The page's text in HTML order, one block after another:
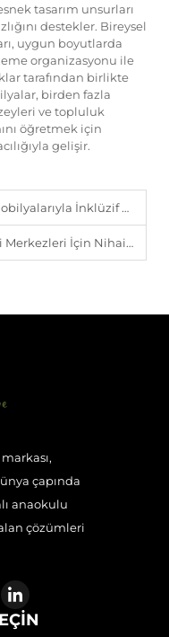
tasarım unsurları
destekler. Bireysel
uygun boyutlarda
organizasyonu ile
tarafından birlikte
birden fazla
ve topluluk
öğretmek için
gelişir.
İnklüzif Sınıflar Oluşturma
Okul Öncesi Mobilya Alışveriş Listesi
çapında
anaokulu
çözümleri